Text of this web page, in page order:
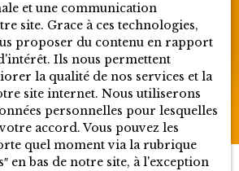
à Ferney-Voltaire :
accompagnement local
projet
et une communication
site. Grace à ces technologies,
proposer du contenu en rapport
Ils nous permettent
la qualité de nos services et la
site internet. Nous utiliserons
personnelles pour lesquelles
accord. Vous pouvez les
quel moment via la rubrique
en bas de notre site, à l'exception